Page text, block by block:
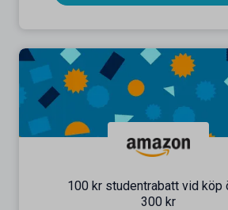
100 kr studentrabatt vid köp
300 kr